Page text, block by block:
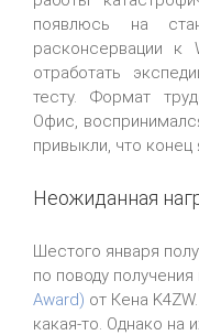
появлюсь на
расконсервации к
отработать
тесту. Формат
Офис,
привыкли, что конец
Неожиданная
Шестого января
по поводу
Award) от Кена
какая-то. Однако на